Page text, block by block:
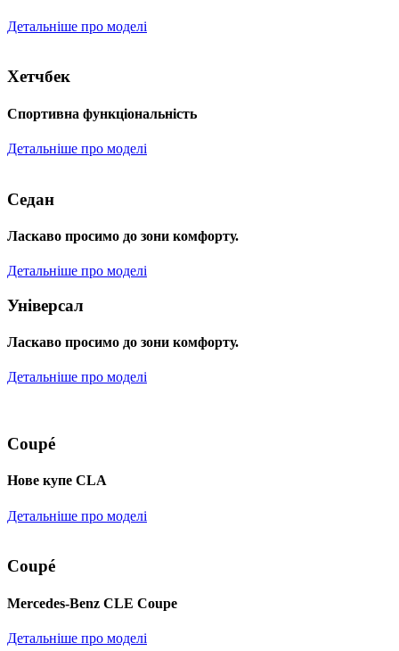
Детальніше про моделі
Хетчбек
Спортивна функціональність
Детальніше про моделі
Седан
Ласкаво просимо до зони комфорту.
Детальніше про моделі
Універсал
Ласкаво просимо до зони комфорту.
Детальніше про моделі
Coupé
Нове купе CLA
Детальніше про моделі
Coupé
Mercedes-Benz CLE Coupe
Детальніше про моделі